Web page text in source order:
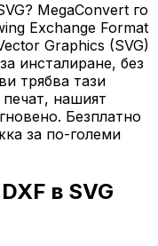
MegaConvert го
Exchange Format
Graphics (SVG)
инсталиране, без
трябва тази
нашият
Безплатно
за по-големи
в SVG